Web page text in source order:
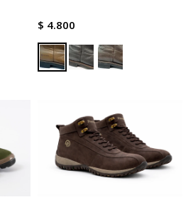
$ 4.800